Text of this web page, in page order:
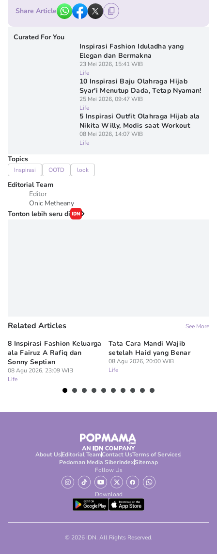
Share Article
Curated For You
Inspirasi Fashion Iduladha yang
Elegan dan Bermakna
23 Mei 2026, 15:41 WIB
Life
10 Inspirasi Baju Olahraga Hijab
Syar'i Menutup Dada, Tetap Nyaman!
25 Mei 2026, 09:47 WIB
Life
5 Inspirasi Outfit Olahraga Hijab ala
Nikita Willy, Modis saat Workout
08 Mei 2026, 14:07 WIB
Life
Topics
Inspirasi OOTD look
Editorial Team
Editor
Onic Metheany
Tonton lebih seru di
Related Articles See More
8 Inspirasi Fashion Keluarga
ala Fairuz A Rafiq dan
Sonny Septian
08 Agu 2026, 23:09 WIB
Life
Tata Cara Mandi Wajib
setelah Haid yang Benar
08 Agu 2026, 20:00 WIB
Life
About UsEditorial TeamContact UsTerms of Services
Pedoman Media SiberIndexSitemap
Follow Us
Download
© 2026 IDN. All Rights Reserved.